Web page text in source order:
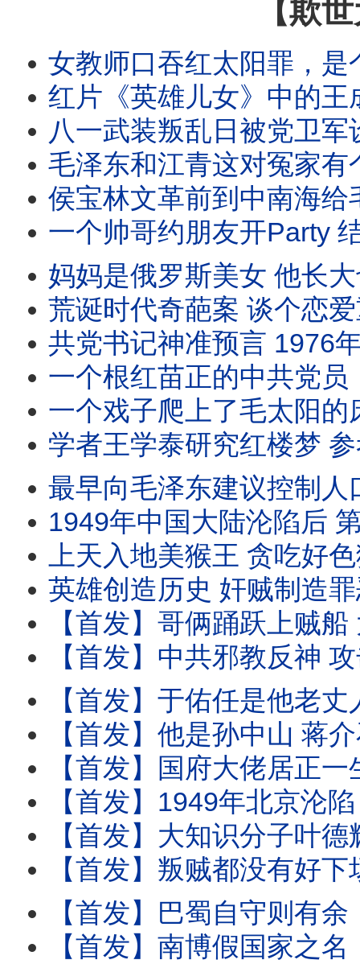
【欺
女教师口吞红太阳罪，是个什么罪？煤球工一个壮举，
红片《英雄儿女》中的王成被塑造成抗美援朝的英雄，但他原型是湘西悍匪，老毛援助金
八一武装叛乱日被党卫军设定为建军节，档次真够低。99年来，共军由小到大，由
毛泽东和江青这对冤家有个共同爱好：看片。但他俩兴趣爱好不同，因为有特权就各看各的，
侯宝林文革前到中南海给毛泽东说相声 把老毛逗得前仰后合 老侯以为自己能避祸 没想
一个帅哥约朋友开Party 结果被判S刑 因为毛泽东前一天S了 他们聚会时还摔碎
妈妈是俄罗斯美女 他长大也娶了俄罗斯美女 还生了两个漂亮的混血女儿
荒诞时代奇葩案 谈个恋爱重判15年 只因为他是中国人 奉命援外时
共党书记神准预言 1976年周恩来 朱德 毛泽东同年死 结果成真 这个倒霉小书记
一个根红苗正的中共党员，质疑毛泽东批林批孔运动很搞笑，就被党妈抓起来批
一个戏子爬上了毛太阳的床 别人说她啥就都是犯罪了 而且是
学者王学泰研究红楼梦 参考 推背图 突然有个惊人发现 但没想到 这竟然会给他的人
最早向毛泽东建议控制人口的北大校长马寅初 最终被老毛的 人口自信 侮辱 导
1949年中国大陆沦陷后 第一任北大校长汤用彤被废了武功 不说 还殃及后代 皆因一念之差 好
上天入地美猴王 贪吃好色猪八戒 这是中国人对这俩艺术人物的印象 生活中真实的
英雄创造历史 奸贼制造罪恶 抗战胜利后 面对120万共军 4年内
【首发】哥俩踊跃上贼船 大哥瞿秋白36岁被枪决 四弟瞿景白更惨 23岁就
【首发】中共邪教反神 攻击基督教从100年前就开始了 那时它刚建党 就在俄爹指导下 组织
【首发】于佑任是他老丈人 他还渣了一个俄国美
【首发】他是孙中山 蒋介石 毛泽东的座上客
【首发】国府大佬居正一生反共 但爱女和女婿却双双是共党卧底 二人为土共立下
【首发】1949年北京沦陷 人人骂国军驻北平总司令傅作义 却不知老傅是被他家共
【首发】大知识分子叶德辉视死如归 口述一幅辛辣对子讽刺毛
【首发】叛贼都没有好下场！自古如此。蒋介石身边那么多共匪卧
【首发】巴蜀自守则有余 ，四川败则天下亡。中华民国丢了四川而后痛失大陆，
【首发】南博假国家之名，捐赠私人珍贵书画事件，引出收藏世家庞